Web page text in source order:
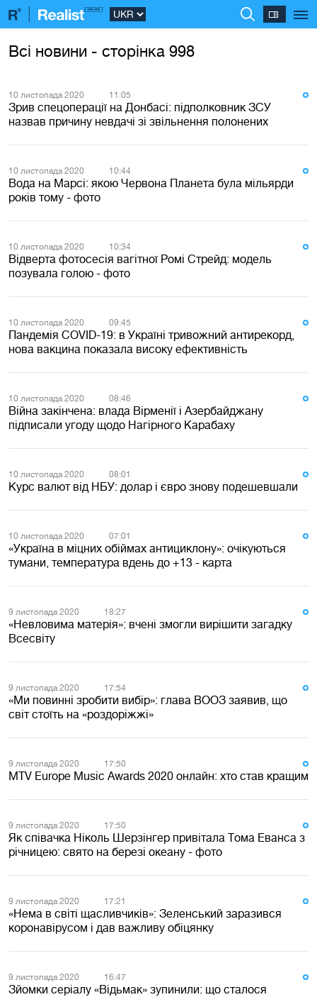
Всі новини - сторінка 998
10 листопада 2020 11:05
Зрив спецоперації на Донбасі: підполковник ЗСУ
назвав причину невдачі зі звільнення полонених
10 листопада 2020 10:44
Вода на Марсі: якою Червона Планета була мільярди
років тому - фото
10 листопада 2020 10:34
Відверта фотосесія вагітної Ромі Стрейд: модель
позувала голою - фото
10 листопада 2020 09:45
Пандемія COVID-19: в Україні тривожний антирекорд,
нова вакцина показала високу ефективність
10 листопада 2020 08:46
Війна закінчена: влада Вірменії і Азербайджану
підписали угоду щодо Нагірного Карабаху
10 листопада 2020 08:01
Курс валют від НБУ: долар і євро знову подешевшали
10 листопада 2020 07:01
«Україна в міцних обіймах антициклону»: очікуються
тумани, температура вдень до +13 - карта
9 листопада 2020 18:27
«Невловима матерія»: вчені змогли вирішити загадку
Всесвіту
9 листопада 2020 17:54
«Ми повинні зробити вибір»: глава ВООЗ заявив, що
світ стоїть на «роздоріжжі»
9 листопада 2020 17:50
MTV Europe Music Awards 2020 онлайн: хто став кращим
9 листопада 2020 17:50
Як співачка Ніколь Шерзінгер привітала Тома Еванса з
річницею: свято на березі океану - фото
9 листопада 2020 17:21
«Нема в світі щасливчиків»: Зеленський заразився
коронавірусом і дав важливу обіцянку
9 листопада 2020 16:47
Зйомки серіалу «Відьмак» зупинили: що сталося